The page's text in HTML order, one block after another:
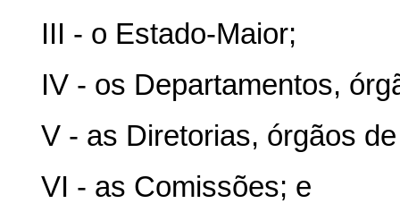
III - o Estado-Maior;
IV - os Departamentos,
V - as Diretorias, órgãos
VI - as Comissões; e